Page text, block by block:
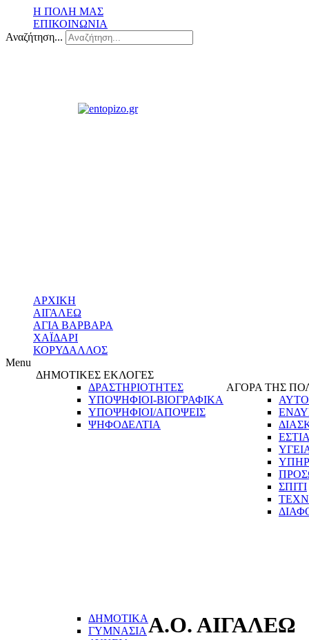
Η ΠΟΛΗ ΜΑΣ
ΕΠΙΚΟΙΝΩΝΙΑ
Αναζήτηση...
ΑΡΧΙΚΗ
ΑΙΓΑΛΕΩ
ΑΓΙΑ ΒΑΡΒΑΡΑ
ΧΑΪΔΑΡΙ
ΚΟΡΥΔΑΛΛΟΣ
Menu
ΔΗΜΟΤΙΚΕΣ ΕΚΛΟΓΕΣ
ΔΡΑΣΤΗΡΙΟΤΗΤΕΣ
ΥΠΟΨΗΦΙΟΙ-ΒΙΟΓΡΑΦΙΚΑ
ΥΠΟΨΗΦΙΟΙ/ΑΠΟΨΕΙΣ
ΨΗΦΟΔΕΛΤΙΑ
ΑΓΟΡΑ ΤΗΣ
ΣΠΙΤΙ
ΔΗΜΟΤΙΚΑ
ΓΥΜΝΑΣΙΑ Α.Ο. ΑΙΓΑΛΕΩ